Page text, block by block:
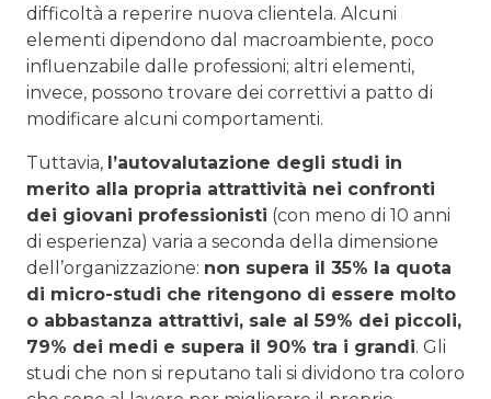
difficoltà a reperire nuova clientela. Alcuni
elementi dipendono dal macroambiente, poco
influenzabile dalle professioni; altri elementi,
invece, possono trovare dei correttivi a patto di
modificare alcuni comportamenti.
Tuttavia, l’autovalutazione degli studi in
merito alla propria attrattività nei confronti
dei giovani professionisti (con meno di 10 anni
di esperienza) varia a seconda della dimensione
dell’organizzazione: non supera il 35% la quota
di micro-studi che ritengono di essere molto
o abbastanza attrattivi, sale al 59% dei piccoli,
79% dei medi e supera il 90% tra i grandi. Gli
studi che non si reputano tali si dividono tra coloro